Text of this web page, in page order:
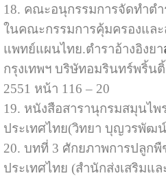
18. คณะอนุกรรมการจัดทำตำ
ในคณะกรรมการคุ้มครองแล
แพทย์แผนไทย.ตำราอ้างอิงยา
กรุงเทพฯ บริษัทอมรินทร์พริ้น
2551 หน้า 116 – 20
19. หนังสือสารานุกรมสมุนไ
ประเทศไทย(วิทยา บุญวรพัฒ
20. บทที่ 3 ศักยภาพการปลูก
ประเทศไทย (สำนักส่งเสริมแ